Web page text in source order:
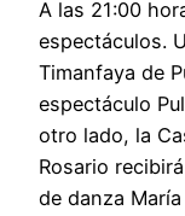
A las 21:00
espectáculos.
Timanfaya de
espectáculo
otro lado, la
Rosario
de danza